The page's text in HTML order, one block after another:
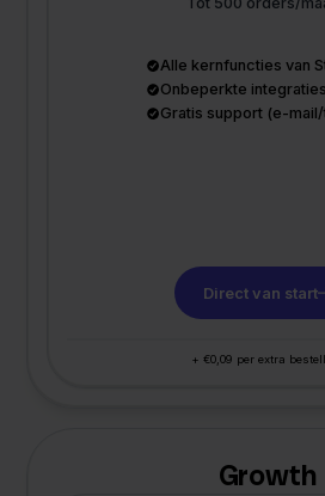
Alle kernfuncties van
Onbeperkte integraties
Gratis support (e-
Direct van start
+ €0,09 per extra
Growth